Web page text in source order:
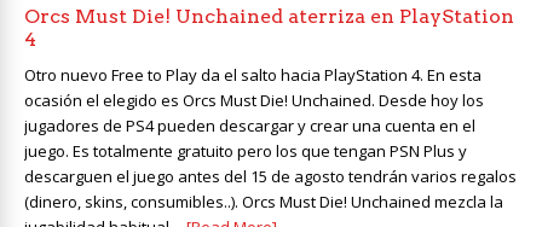
Orcs Must Die! Unchained aterriza en PlayStation
4
Otro nuevo Free to Play da el salto hacia PlayStation 4. En esta
ocasión el elegido es Orcs Must Die! Unchained. Desde hoy los
jugadores de PS4 pueden descargar y crear una cuenta en el
juego. Es totalmente gratuito pero los que tengan PSN Plus y
descarguen el juego antes del 15 de agosto tendrán varios regalos
(dinero, skins, consumibles..). Orcs Must Die! Unchained mezcla la